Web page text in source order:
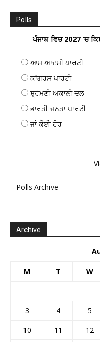
Polls
ਪੰਜਾਬ ਵਿਚ 2027 ’ਚ
ਆਮ ਆਦਮੀ ਪਾਰਟੀ
ਕਾਂਗਰਸ ਪਾਰਟੀ
ਸ਼੍ਰੋਮਣੀ ਅਕਾਲੀ ਦਲ
ਭਾਰਤੀ ਜਨਤਾ ਪਾਰਟੀ
ਜਾਂ ਕੋਈ ਹੋਰ
Polls Archive
Archive
M T W
3
4 5
10
11 12